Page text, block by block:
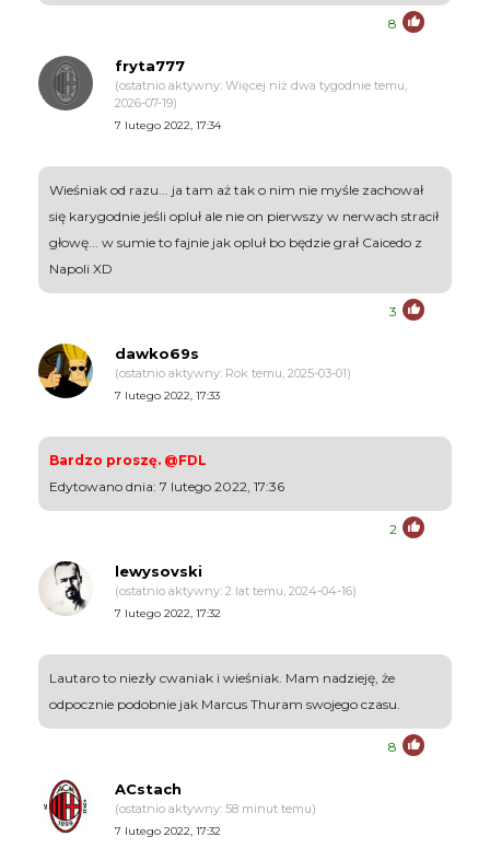
8
fryta777
(ostatnio aktywny: Więcej niż dwa tygodnie temu,
2026-07-19)
7 lutego 2022, 17:34
Wieśniak od razu... ja tam aż tak o nim nie myśle zachował
się karygodnie jeśli opluł ale nie on pierwszy w nerwach stracił
głowę... w sumie to fajnie jak opluł bo będzie grał Caicedo z
Napoli XD
3
dawko69s
(ostatnio aktywny: Rok temu, 2025-03-01)
7 lutego 2022, 17:33
Bardzo proszę. @FDL
Edytowano dnia: 7 lutego 2022, 17:36
2
lewysovski
(ostatnio aktywny: 2 lat temu, 2024-04-16)
7 lutego 2022, 17:32
Lautaro to niezły cwaniak i wieśniak. Mam nadzieję, że
odpocznie podobnie jak Marcus Thuram swojego czasu.
8
ACstach
(ostatnio aktywny: 58 minut temu)
7 lutego 2022, 17:32